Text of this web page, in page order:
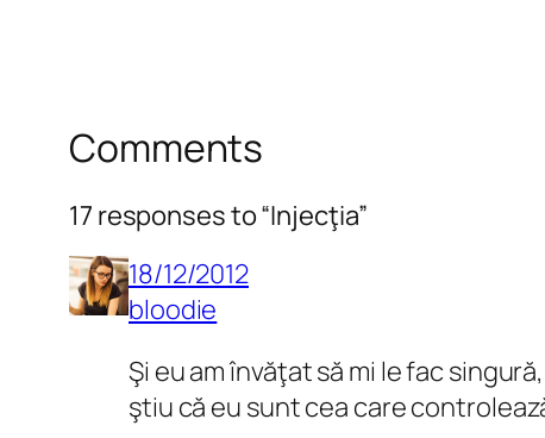
Comments
17 responses to “Injecţia”
18/12/2012
bloodie
Şi eu am învăţat să mi le fac
ştiu că eu sunt cea care